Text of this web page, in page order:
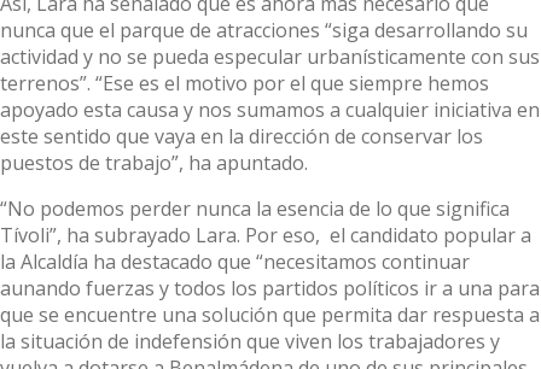
nunca que el parque de atracciones “siga desarrollando su
actividad y no se pueda especular urbanísticamente con sus
terrenos”. “Ese es el motivo por el que siempre hemos
apoyado esta causa y nos sumamos a cualquier iniciativa en
este sentido que vaya en la dirección de conservar los
puestos de trabajo”, ha apuntado.
“No podemos perder nunca la esencia de lo que significa
Tívoli”, ha subrayado Lara. Por eso, el candidato popular a
la Alcaldía ha destacado que “necesitamos continuar
aunando fuerzas y todos los partidos políticos ir a una para
que se encuentre una solución que permita dar respuesta a
la situación de indefensión que viven los trabajadores y